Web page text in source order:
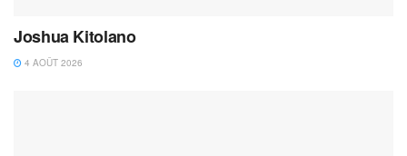
Joshua Kitolano
4 AOÛT 2026